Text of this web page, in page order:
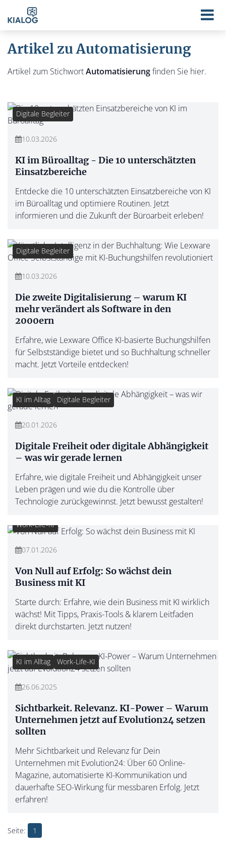
Artikel zu Automatisierung
Artikel zum StichwortAutomatisierungfinden Sie hier.
Digitale Begleiter
10.03.2026
KI im Büroalltag - Die 10 unterschätzten
Einsatzbereiche
Entdecke die 10 unterschätzten Einsatzbereiche von KI
im Büroalltag und optimiere Routinen. Jetzt
informieren und die Zukunft der Büroarbeit erleben!
Digitale Begleiter
10.03.2026
Die zweite Digitalisierung – warum KI
mehr verändert als Software in den
2000ern
Erfahre, wie Lexware Office KI-basierte Buchungshilfen
für Selbstständige bietet und so Buchhaltung schneller
macht. Jetzt Vorteile entdecken!
KI im Alltag Digitale Begleiter
20.01.2026
Digitale Freiheit oder digitale Abhängigkeit
– was wir gerade lernen
Erfahre, wie digitale Freiheit und Abhängigkeit unser
Leben prägen und wie du die Kontrolle über
Technologie zurückgewinnst. Jetzt bewusst gestalten!
Work-Life-KI
07.01.2026
Von Null auf Erfolg: So wächst dein
Business mit KI
Starte durch: Erfahre, wie dein Business mit KI wirklich
wächst! Mit Tipps, Praxis-Tools & klarem Leitfaden
direkt durchstarten. Jetzt nutzen!
KI im Alltag Work-Life-KI
26.06.2025
Sichtbarkeit. Relevanz. KI-Power – Warum
Unternehmen jetzt auf Evolution24 setzen
sollten
Mehr Sichtbarkeit und Relevanz für Dein
Unternehmen mit Evolution24: Über 60 Online-
Magazine, automatisierte KI-Kommunikation und
dauerhafte SEO-Wirkung für messbaren Erfolg. Jetzt
erfahren!
1